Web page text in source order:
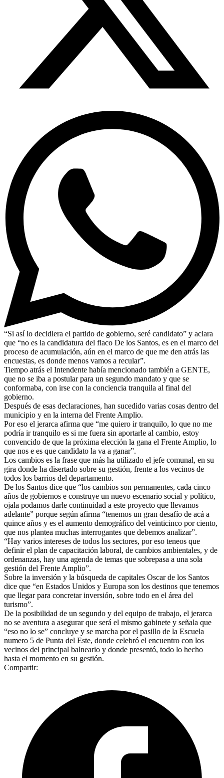
“Si así lo decidiera el partido de gobierno, seré candidato” y aclara
que “no es la candidatura del flaco De los Santos, es en el marco del
proceso de acumulación, aún en el marco de que me den atrás las
encuestas, es donde menos vamos a recular”.
Tiempo atrás el Intendente había mencionado también a GENTE,
que no se iba a postular para un segundo mandato y que se
conformaba, con irse con la conciencia tranquila al final del
gobierno.
Después de esas declaraciones, han sucedido varias cosas dentro del
municipio y en la interna del Frente Amplio.
Por eso el jerarca afirma que “me quiero ir tranquilo, lo que no me
podría ir tranquilo es si me fuera sin aportarle al cambio, estoy
convencido de que la próxima elección la gana el Frente Amplio, lo
que nos e es que candidato la va a ganar”.
Los cambios es la frase que más ha utilizado el jefe comunal, en su
gira donde ha disertado sobre su gestión, frente a los vecinos de
todos los barrios del departamento.
De los Santos dice que “los cambios son permanentes, cada cinco
años de gobiernos e construye un nuevo escenario social y político,
ojala podamos darle continuidad a este proyecto que llevamos
adelante” porque según afirma “tenemos un gran desafío de acá a
quince años y es el aumento demográfico del veinticinco por ciento,
que nos plantea muchas interrogantes que debemos analizar”.
“Hay varios intereses de todos los sectores, por eso teneos que
definir el plan de capacitación laboral, de cambios ambientales, y de
ordenanzas, hay una agenda de temas que sobrepasa a una sola
gestión del Frente Amplio”.
Sobre la inversión y la búsqueda de capitales Oscar de los Santos
dice que “en Estados Unidos y Europa son los destinos que tenemos
que llegar para concretar inversión, sobre todo en el área del
turismo”.
De la posibilidad de un segundo y del equipo de trabajo, el jerarca
no se aventura a asegurar que será el mismo gabinete y señala que
“eso no lo se” concluye y se marcha por el pasillo de la Escuela
numero 5 de Punta del Este, donde celebró el encuentro con los
vecinos del principal balneario y donde presentó, todo lo hecho
hasta el momento en su gestión.
Compartir: